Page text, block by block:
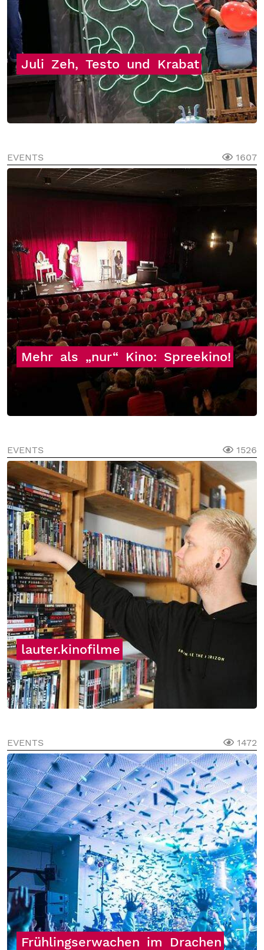
Juli Zeh, Testo und Krabat
EVENTS 1607
Mehr als „nur“ Kino: Spreekino!
EVENTS 1526
lauter.kinofilme
EVENTS 1472
Frühlingserwachen im Drachen